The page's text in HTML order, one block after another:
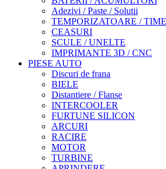
Adezivi / Paste / Solutii
TEMPORIZATOARE /
CEASURI
SCULE / UNELTE
IMPRIMANTE 3D / CNC
PIESE AUTO
Discuri de frana
BIELE
Distantiere / Flanse
INTERCOOLER
FURTUNE SILICON
ARCURI
RACIRE
MOTOR
TURBINE